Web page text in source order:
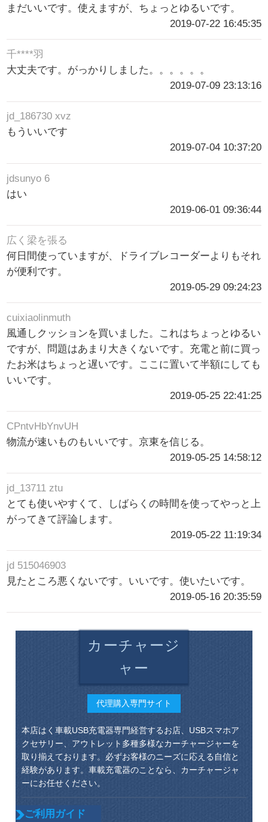
まだいいです。使えますが、ちょっとゆるいです。
2019-07-22 16:45:35
千****羽
大丈夫です。がっかりしました。。。。。。
2019-07-09 23:13:16
jd_186730 xvz
もういいです
2019-07-04 10:37:20
jdsunyo 6
はい
2019-06-01 09:36:44
広く梁を張る
何日間使っていますが、ドライブレコーダーよりもそれ
が便利です。
2019-05-29 09:24:23
cuixiaolinmuth
風通しクッションを買いました。これはちょっとゆるい
ですが、問題はあまり大きくないです。充電と前に買っ
たお米はちょっと遅いです。ここに置いて半額にしても
いいです。
2019-05-25 22:41:25
CPntvHbYnvUH
物流が速いものもいいです。京東を信じる。
2019-05-25 14:58:12
jd_13711 ztu
とても使いやすくて、しばらくの時間を使ってやっと上
がってきて評論します。
2019-05-22 11:19:34
jd 515046903
見たところ悪くないです。いいです。使いたいです。
2019-05-16 20:35:59
カーチャージ
ャー
代理購入専門サイト
本店はく車載USB充電器専門経営するお店、USBスマホア
クセサリー、アウトレット多種多様なカーチャージャーを
取り揃えております。必ずお客様のニーズに応える自信と
経験があります。車載充電器のことなら、カーチャージャ
ーにお任せください。
ご利用ガイド